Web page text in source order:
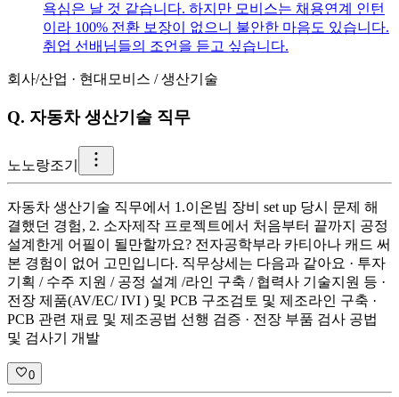
욕심은 날 것 같습니다. 하지만 모비스는 채용연계 인턴
이라 100% 전환 보장이 없으니 불안한 마음도 있습니다.
취업 선배님들의 조언을 듣고 싶습니다.
회사/산업 · 현대모비스 /생산기술
Q. 자동차 생산기술 직무
노 노랑조기
자동차 생산기술 직무에서 1.이온빔 장비 set up 당시 문제 해
결했던 경험, 2. 소자제작 프로젝트에서 처음부터 끝까지 공정
설계한게 어필이 될만할까요? 전자공학부라 카티아나 캐드 써
본 경험이 없어 고민입니다. 직무상세는 다음과 같아요 · 투자
기획 / 수주 지원 / 공정 설계 /라인 구축 / 협력사 기술지원 등 ·
전장 제품(AV/EC/ IVI ) 및 PCB 구조검토 및 제조라인 구축 ·
PCB 관련 재료 및 제조공법 선행 검증 · 전장 부품 검사 공법
및 검사기 개발
0